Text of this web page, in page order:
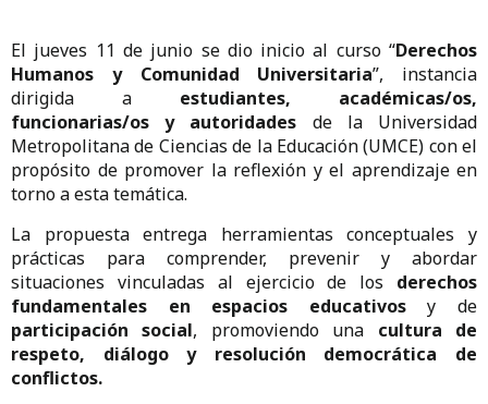
El jueves 11 de junio se dio inicio al curso “Derechos
Humanos y Comunidad Universitaria”, instancia
dirigida a estudiantes, académicas/os,
funcionarias/os y autoridades de la Universidad
Metropolitana de Ciencias de la Educación (UMCE) con el
propósito de promover la reflexión y el aprendizaje en
torno a esta temática.
La propuesta entrega herramientas conceptuales y
prácticas para comprender, prevenir y abordar
situaciones vinculadas al ejercicio de los derechos
fundamentales en espacios educativosy de
participación social, promoviendo una cultura de
respeto, diálogo y resolución democrática de
conflictos.